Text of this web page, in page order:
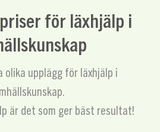
för läxhjälp i
olika upplägg för läxhjälp i
är det som ger bäst resultat!